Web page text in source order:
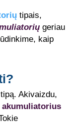
tipais,
geriau
kaip
tipą. Akivaizdu,
akumuliatorius